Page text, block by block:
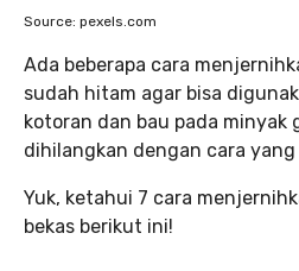
Source: pexels.com
Ada beberapa cara
sudah hitam agar bisa
kotoran dan bau pada minyak
dihilangkan dengan cara
Yuk, ketahui 7 cara
bekas berikut ini!